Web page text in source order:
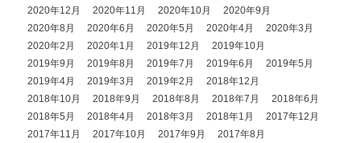
2020年12月
2020年11月 2020年10月
2020年9月
2020年8月
2020年6月 2020年5月 2020年4月
2020年3月
2020年2月
2020年1月 2019年12月
2019年10月
2019年9月
2019年8月 2019年7月 2019年6月
2019年5月
2019年4月
2019年3月 2019年2月
2018年12月
2018年10月
2018年9月 2018年8月 2018年7月
2018年6月
2018年5月
2018年4月 2018年3月 2018年1月
2017年12月
2017年11月
2017年10月 2017年9月
2017年8月